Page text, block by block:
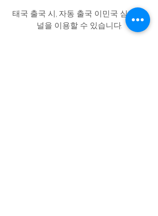
태국 출국 시, 자동 출국 이민국 심사 채
널을 이용할 수 있습니다.
_______________________________